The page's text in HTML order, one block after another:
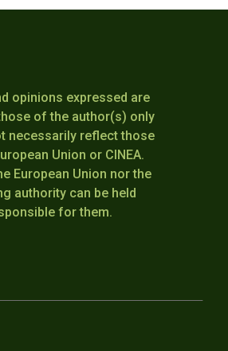
opinions expressed are
of the author(s) only
necessarily reflect those
Union or CINEA.
European Union nor the
authority can be held
for them.